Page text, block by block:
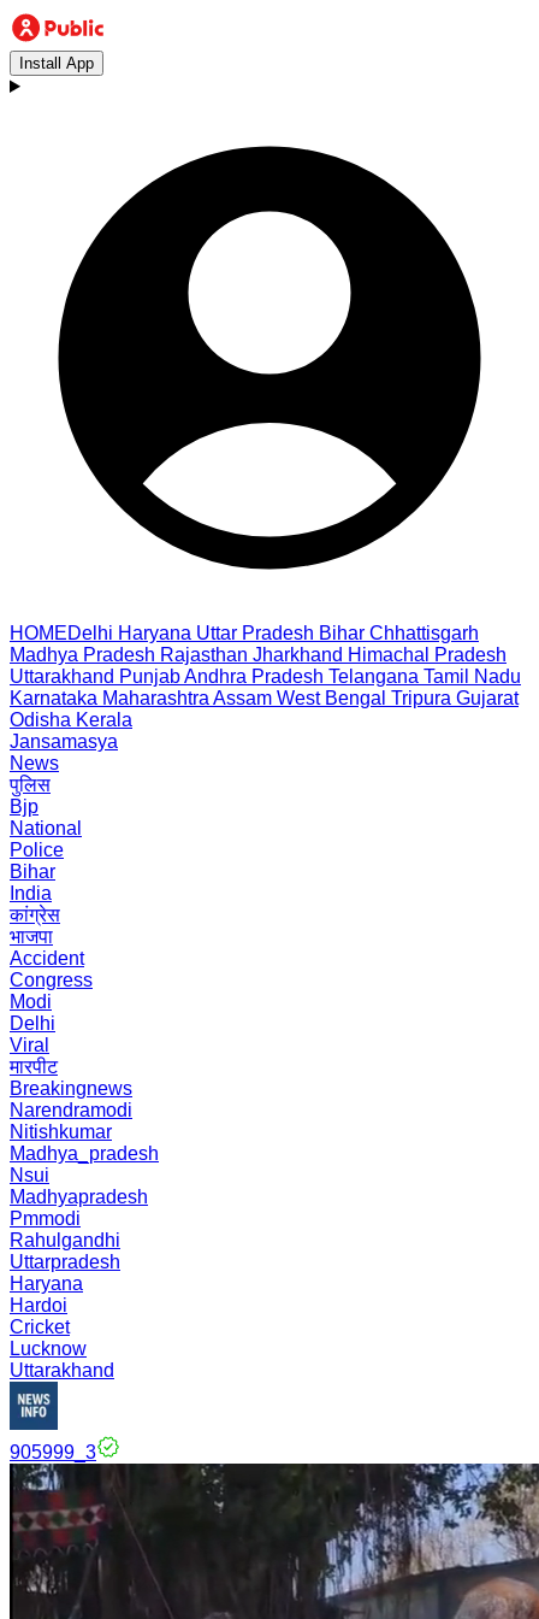
Install App
HOMEDelhi Haryana Uttar Pradesh Bihar Chhattisgarh
Madhya Pradesh Rajasthan Jharkhand Himachal Pradesh
Uttarakhand PunjabAndhra Pradesh Telangana Tamil Nadu
Karnataka Maharashtra Assam West Bengal Tripura Gujarat
Odisha Kerala
Jansamasya
News
पुलिस
Bjp
National
Police
Bihar
India
कांग्रेस
भाजपा
Accident
Congress
Modi
Delhi
Viral
मारपीट
Breakingnews
Narendramodi
Nitishkumar
Madhya_pradesh
Nsui
Madhyapradesh
Pmmodi
Rahulgandhi
Uttarpradesh
Haryana
Hardoi
Cricket
Lucknow
Uttarakhand
905999_3